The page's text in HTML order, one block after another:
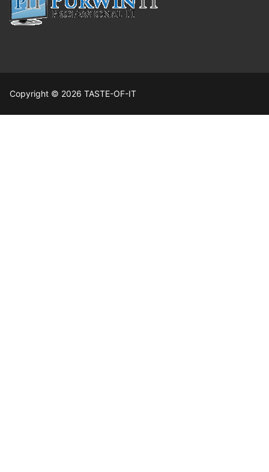
Copyright © 2026 TASTE-OF-IT